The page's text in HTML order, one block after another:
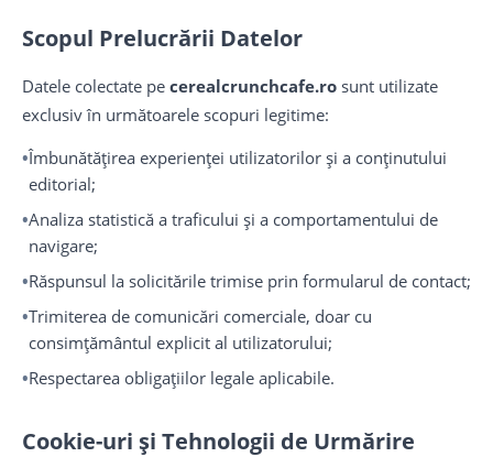
Scopul Prelucrării Datelor
Datele colectate pe cerealcrunchcafe.ro sunt utilizate
exclusiv în următoarele scopuri legitime:
Îmbunătățirea experienței utilizatorilor și a conținutului
editorial;
Analiza statistică a traficului și a comportamentului de
navigare;
Răspunsul la solicitările trimise prin formularul de contact;
Trimiterea de comunicări comerciale, doar cu
consimțământul explicit al utilizatorului;
Respectarea obligațiilor legale aplicabile.
Cookie-uri și Tehnologii de Urmărire